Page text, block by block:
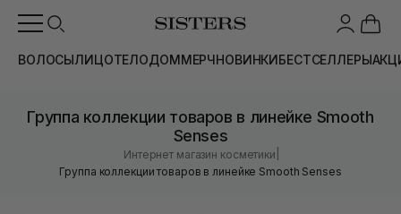
ВОЛОСЫЛИЦОТЕЛОДОММЕРЧНОВИНКИБЕСТСЕЛЛЕРЫ
Группа коллекции товаров в линейке Smooth
Senses
Интернет магазин косметики
Группа коллекции товаров в линейке Smooth Senses